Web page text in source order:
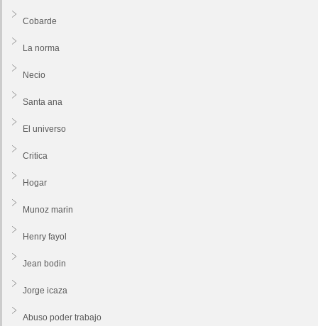
Cobarde
La norma
Necio
Santa ana
El universo
Critica
Hogar
Munoz marin
Henry fayol
Jean bodin
Jorge icaza
Abuso poder trabajo